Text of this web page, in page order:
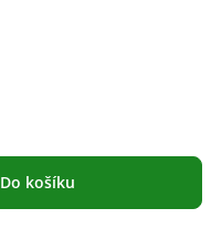
Do košíku